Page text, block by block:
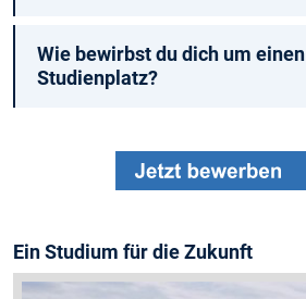
Wie bewirbst du dich um einen
Studienplatz?
Ein Studium für die Zukunft